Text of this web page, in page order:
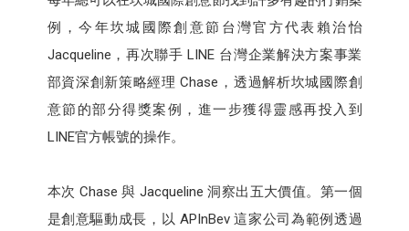
例，今年坎城國際創意節台灣官方代表賴治怡
Jacqueline，再次聯手 LINE 台灣企業解決方案事業
部資深創新策略經理 Chase，透過解析坎城國際創
意節的部分得獎案例，進一步獲得靈感再投入到
LINE官方帳號的操作。
本次 Chase 與 Jacqueline 洞察出五大價值。第一個
是創意驅動成長，以 APInBev 這家公司為範例透過